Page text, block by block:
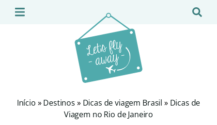
Início »Destinos » Dicas de viagem Brasil » Dicas de
Viagem no Rio de Janeiro